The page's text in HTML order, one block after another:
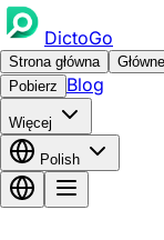
DictoGo
Strona główna
Pobierz
Blog
Więcej
Polish